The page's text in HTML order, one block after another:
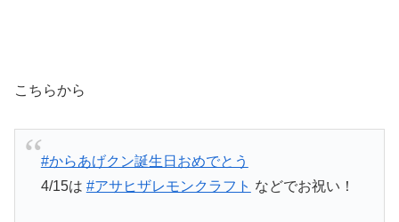
こちらから
#からあげクン誕生日おめでとう
4/15は #アサヒザレモンクラフト などでお祝い！